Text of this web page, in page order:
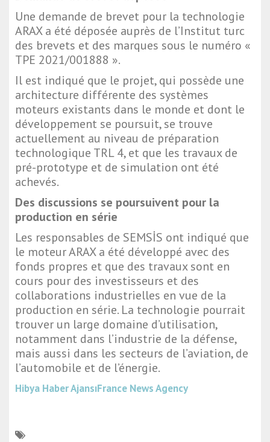
Une demande de brevet pour la technologie
ARAX a été déposée auprès de l’Institut turc
des brevets et des marques sous le numéro «
TPE 2021/001888 ».
Il est indiqué que le projet, qui possède une
architecture différente des systèmes
moteurs existants dans le monde et dont le
développement se poursuit, se trouve
actuellement au niveau de préparation
technologique TRL 4, et que les travaux de
pré-prototype et de simulation ont été
achevés.
Des discussions se poursuivent pour la
production en série
Les responsables de SEMSİS ont indiqué que
le moteur ARAX a été développé avec des
fonds propres et que des travaux sont en
cours pour des investisseurs et des
collaborations industrielles en vue de la
production en série. La technologie pourrait
trouver un large domaine d’utilisation,
notamment dans l’industrie de la défense,
mais aussi dans les secteurs de l’aviation, de
l’automobile et de l’énergie.
Hibya Haber AjansıFrance News Agency